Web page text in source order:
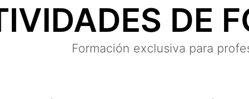
DE
Formación exclusiva para